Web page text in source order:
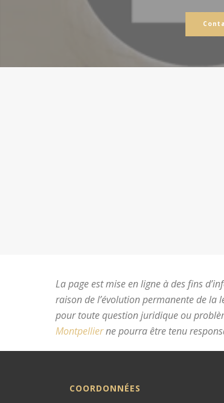
La page est mise en ligne à des fins
raison de l’évolution permanente de la
pour toute question juridique ou
Montpellierne pourra être tenu
COORDONNÉES